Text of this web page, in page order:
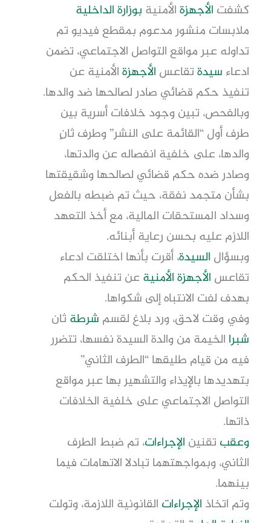
كشفت الأجهزةالأمنية بوزارةالداخلية
ملابسات منشور مدعوم بمقطع فيديو تم
تداوله عبر مواقع التواصل الاجتماعي، تضمن
ادعاءسيدةتقاعس الأجهزةالأمنية عن
تنفيذ حكم قضائي صادر لصالحها ضد والدها.
وبالفحص، تبين وجود خلافات أسرية بين
طرف أول “القائمة على النشر” وطرف ثانٍ
والدها، على خلفية انفصاله عن والدتها،
وصادر ضده حكم قضائي لصالحها وشقيقتها
بشأن متجمد نفقة، حيث تم ضبطه بالفعل
وسداد المستحقات المالية، مع أخذ التعهد
اللازم عليه بحسن رعاية أبنائه.
وبسؤال السيدة، أقرت بأنها اختلقت ادعاء
تقاعس الأجهزة الأمنية عن تنفيذ الحكم
بهدف لفت الانتباه إلى شكواها.
وفي وقت لاحق، ورد بلاغ لقسم شرطة ثان
شبرا الخيمة من والدة السيدة نفسها، تتضرر
فيه من قيام طليقها “الطرف الثاني”
بتهديدها بالإيذاء والتشهير بها عبر مواقع
التواصل الاجتماعي على خلفية الخلافات
ذاتها.
وعقب تقنين الإجراءات، تم ضبط الطرف
الثاني، وبمواجهتهما تبادلا الاتهامات فيما
بينهما.
وتم اتخاذ الإجراءات القانونية اللازمة، وتولت